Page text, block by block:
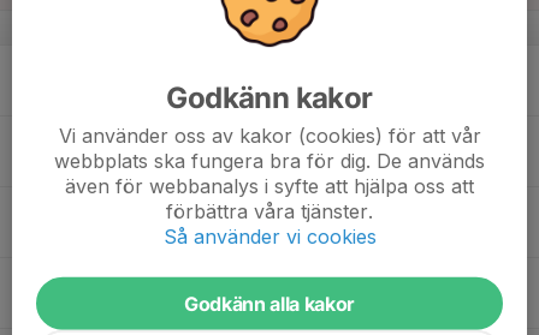
v.34
Tor
Godkänn kakor
Vi använder oss av kakor (cookies) för att vår
webbplats ska fungera bra för dig. De används
även för webbanalys i syfte att hjälpa oss att
förbättra våra tjänster.
Så använder vi cookies
Godkänn alla kakor